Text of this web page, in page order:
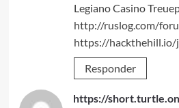
Legiano Casino
http://ruslog.com/
https://hackthehill.io/
Responder
https://